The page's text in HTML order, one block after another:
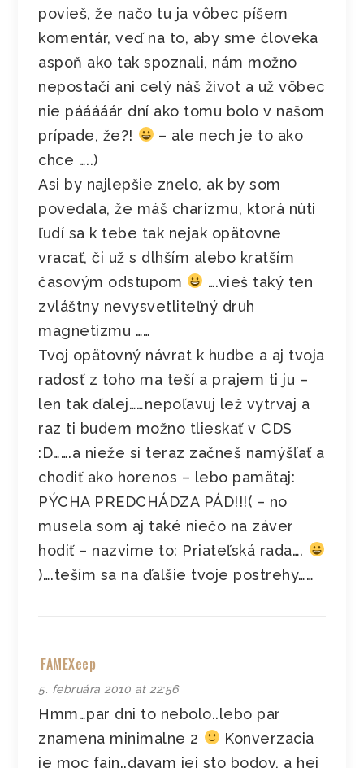
povieš, že načo tu ja vôbec píšem
komentár, veď na to, aby sme človeka
aspoň ako tak spoznali, nám možno
nepostačí ani celý náš život a už vôbec
nie pááááár dní ako tomu bolo v našom
prípade, že?!
– ale nech je to ako
chce …..)
Asi by najlepšie znelo, ak by som
povedala, že máš charizmu, ktorá núti
ľudí sa k tebe tak nejak opätovne
vracať, či už s dlhším alebo kratším
časovým odstupom
….vieš taký ten
zvláštny nevysvetliteľný druh
magnetizmu ……
Tvoj opätovný návrat k hudbe a aj tvoja
radosť z toho ma teší a prajem ti ju –
len tak ďalej……nepoľavuj lež vytrvaj a
raz ti budem možno tlieskať v CDS
:D…….a nieže si teraz začneš namýšľať a
chodiť ako horenos – lebo pamätaj:
PÝCHA PREDCHÁDZA PÁD!!!( – no
musela som aj také niečo na záver
hodiť – nazvime to: Priateľská rada….
)….teším sa na ďalšie tvoje postrehy……
FAMEXeep
5. februára 2010 at 22:56
Hmm…par dni to nebolo..lebo par
znamena minimalne 2
Konverzacia
je moc fajn..davam jej sto bodov, a hej